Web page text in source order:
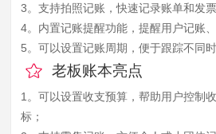
3。支持拍照记账，快速记录账单和发票
4。内置记账提醒功能，提醒用户记账
5。可以设置记账周期，便于跟踪不同
老板账本亮点
1。可以设置收支预算，帮助用户控制
标；